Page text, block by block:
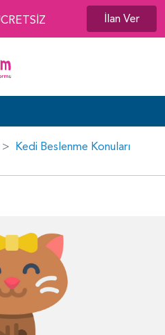
İlan Ver
Kedi Beslenme Konuları